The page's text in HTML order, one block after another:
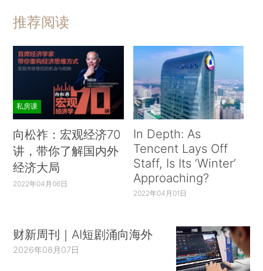
推荐阅读
私房课
向松祚：宏观经济70
讲，带你了解国内外
经济大局
2022年04月06日
In Depth: As
Tencent Lays Off
Staff, Is Its ‘Winter’
Approaching?
2022年04月01日
财新周刊｜AI短剧涌向海外
2026年08月07日